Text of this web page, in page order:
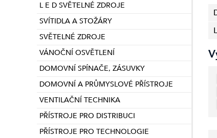
L E D SVĚTELNÉ ZDROJE
SVÍTIDLA A STOŽÁRY
SVĚTELNÉ ZDROJE
VÁNOČNÍ OSVĚTLENÍ
DOMOVNÍ SPÍNAČE, ZÁSUVKY
DOMOVNÍ A PRŮMYSLOVÉ PŘÍSTROJE
VENTILAČNÍ TECHNIKA
PŘÍSTROJE PRO DISTRIBUCI
PŘÍSTROJE PRO TECHNOLOGIE